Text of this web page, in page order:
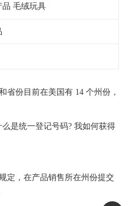
品 毛绒玩具
省份目前在美国有 14 个州份，
么是统一登记号码? 我如何获得
定，在产品销售所在州份提交